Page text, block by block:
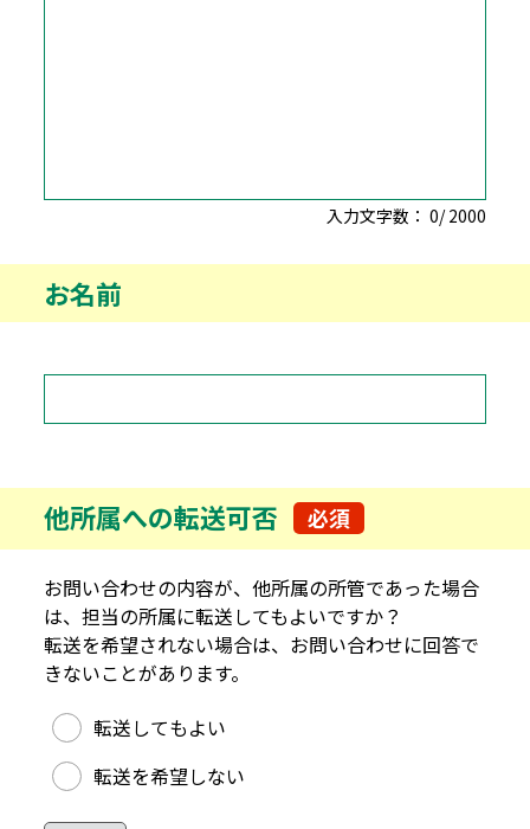
入力文字数： 0/2000
お名前
他所属への転送可否 必須
お問い合わせの内容が、他所属の所管であった場合
は、担当の所属に転送してもよいですか？
転送を希望されない場合は、お問い合わせに回答で
きないことがあります。
他所属への転送可否
転送してもよい
転送を希望しない